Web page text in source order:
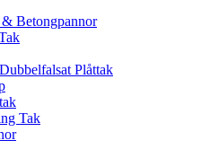
Betongpannor
Plåttak
Tak